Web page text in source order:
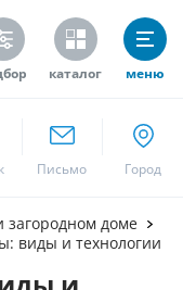
каталог меню
загородном доме
виды и технологии